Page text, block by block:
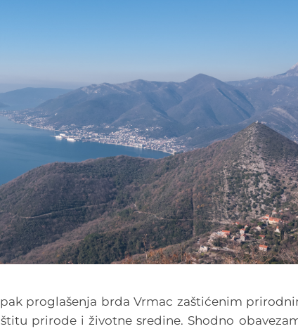
proglašenja brda Vrmac zaštićenim
prirode i životne sredine. Shodno